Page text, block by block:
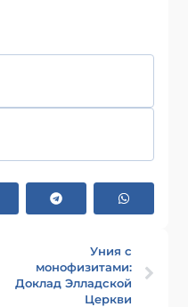
Уния с
монофизитами:
Доклад Элладской
Церкви